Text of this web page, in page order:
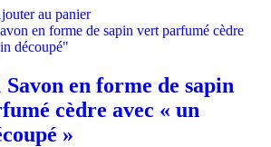
au panier
Savon en forme de sapin
cèdre avec « un
»